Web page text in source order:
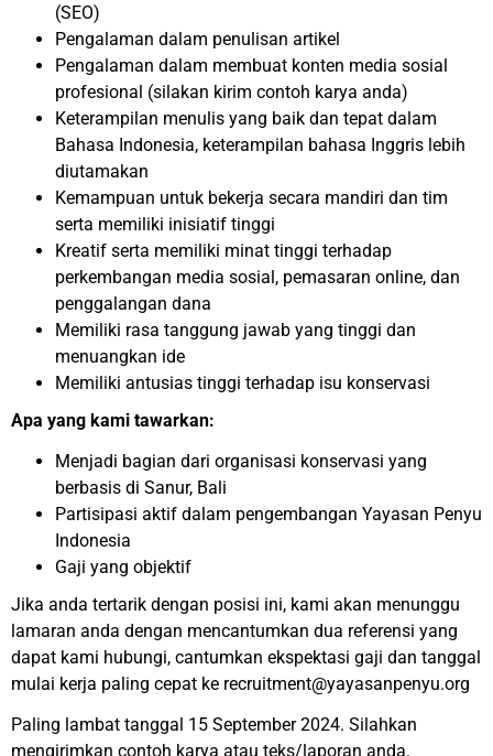
(SEO)
Pengalaman dalam penulisan artikel
Pengalaman dalam membuat konten media sosial
profesional (silakan kirim contoh karya anda)
Keterampilan menulis yang baik dan tepat dalam
Bahasa Indonesia, keterampilan bahasa Inggris lebih
diutamakan
Kemampuan untuk bekerja secara mandiri dan tim
serta memiliki inisiatif tinggi
Kreatif serta memiliki minat tinggi terhadap
perkembangan media sosial, pemasaran online, dan
penggalangan dana
Memiliki rasa tanggung jawab yang tinggi dan
menuangkan ide
Memiliki antusias tinggi terhadap isu konservasi
Apa yang kami tawarkan:
Menjadi bagian dari organisasi konservasi yang
berbasis di Sanur, Bali
Partisipasi aktif dalam pengembangan Yayasan Penyu
Indonesia
Gaji yang objektif
Jika anda tertarik dengan posisi ini, kami akan menunggu
lamaran anda dengan mencantumkan dua referensi yang
dapat kami hubungi, cantumkan ekspektasi gaji dan tanggal
mulai kerja paling cepat ke recruitment@yayasanpenyu.org
Paling lambat tanggal 15 September 2024. Silahkan
mengirimkan contoh karya atau teks/laporan anda.